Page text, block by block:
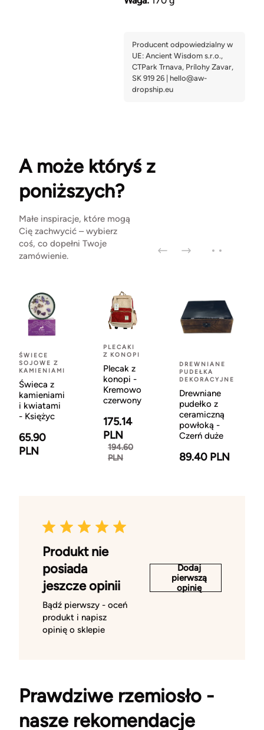
A może któryś z
poniższych?
Małe inspiracje, które mogą
Cię zachwycić – wybierz
coś, co dopełni Twoje
zamówienie.
ŚWIECE
SOJOWE Z
KAMIENIAMI
Świeca z
kamieniami
i kwiatami
- Księżyc
65.90
PLN
PLECAKI
Z KONOPI
Plecak z
konopi -
Kremowo
czerwony
175.14
PLN
194.60
PLN
DREWNIANE
PUDEŁKA
DEKORACYJNE
Drewniane
pudełko z
ceramiczną
powłoką -
Czerń duże
89.40 PLN
Produkt nie
posiada
jeszcze opinii
Bądź pierwszy - oceń
produkt i napisz
opinię o sklepie
Dodaj
pierwszą
opinię
Prawdziwe rzemiosło -
nasze rekomendacje